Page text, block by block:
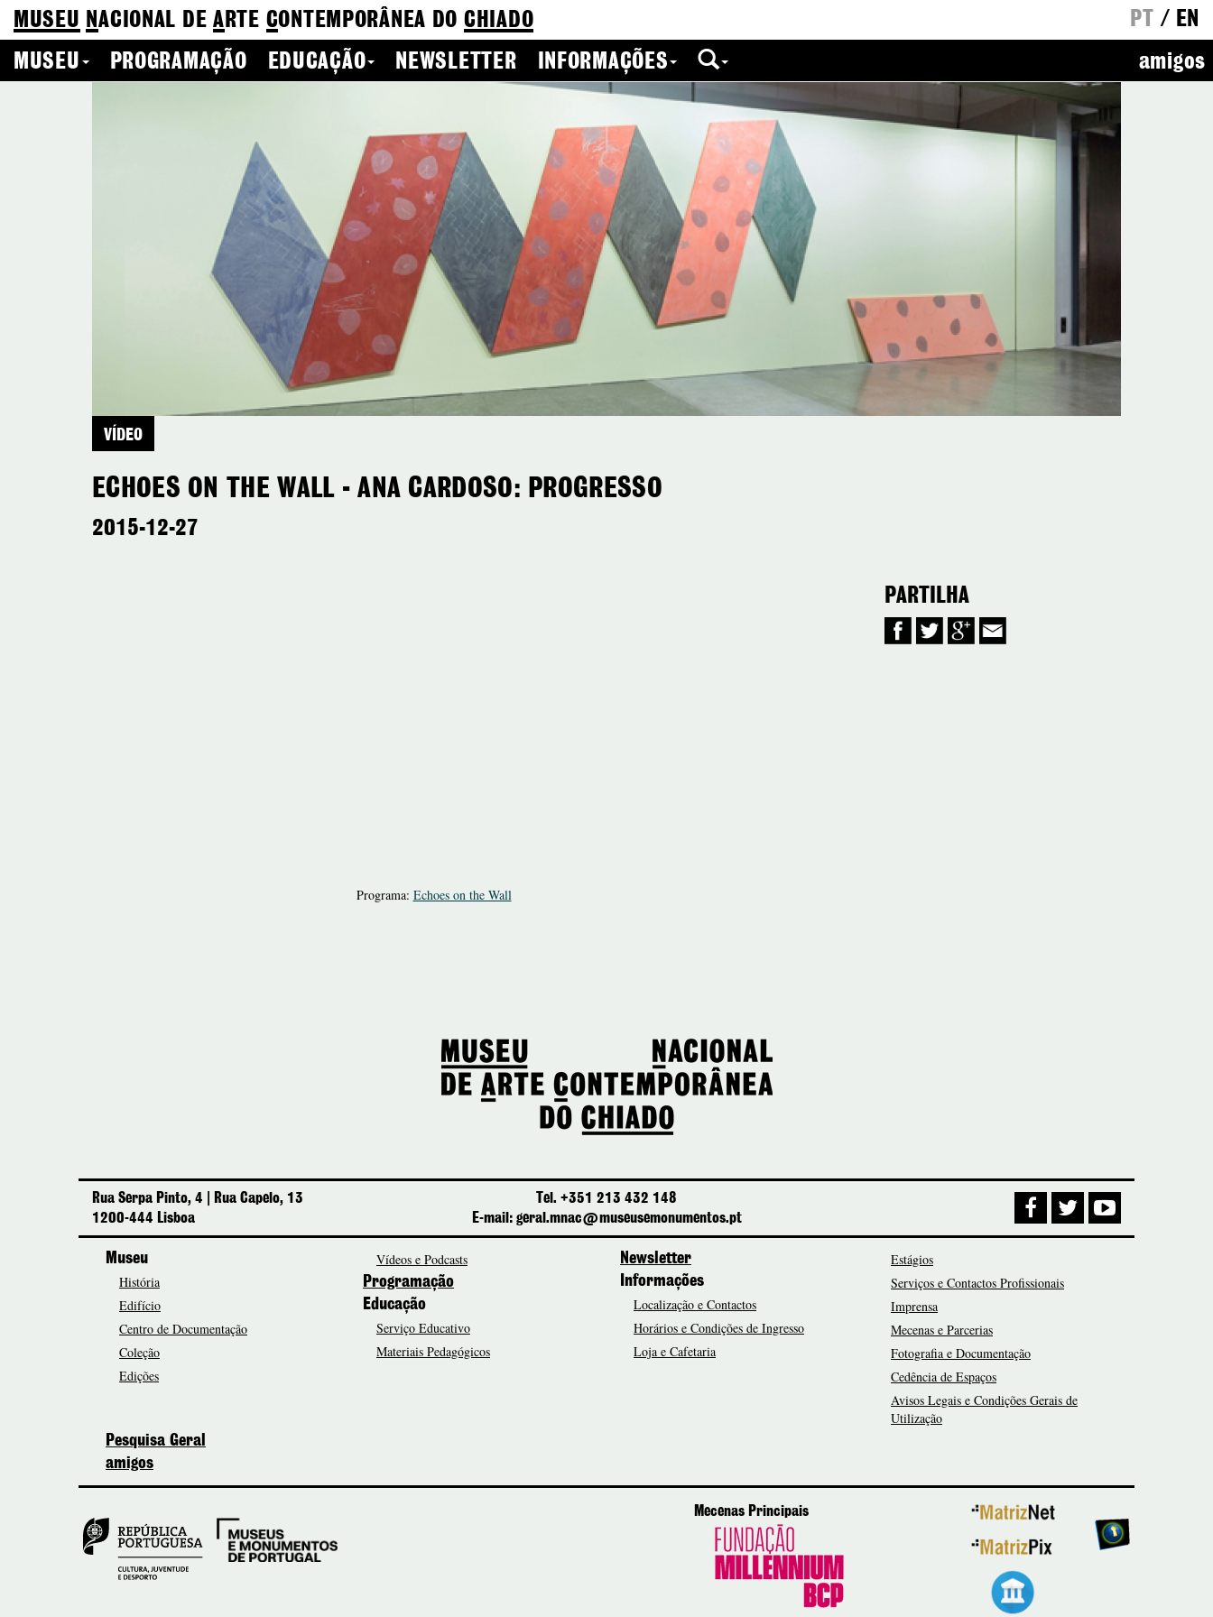
MUSEU NACIONAL DEA RTE CONTEMPORÂNEA DO CHIADO PT / EN
MUSEU
PROGRAMAÇÃO EDUCAÇÃO NEWSLETTER INFORMAÇÕES amigos
VÍDEO
ECHOES ON THE WALL - ANA CARDOSO: PROGRESSO
2015-12-27
Programa: Echoes on the Wall
PARTILHA
Rua Serpa Pinto, 4 | Rua Capelo, 13
1200-444 Lisboa
Tel. +351 213 432 148
E-mail: geral.mnac@museusemonumentos.pt
Museu
História
Edifício
Centro de Documentação
Coleção
Edições
Vídeos e Podcasts
Programação
Educação
Serviço Educativo
Materiais Pedagógicos
Newsletter
Informações
Localização e Contactos
Horários e Condições de Ingresso
Loja e Cafetaria
Estágios
Serviços e Contactos Profissionais
Imprensa
Mecenas e Parcerias
Fotografia e Documentação
Cedência de Espaços
Avisos Legais e Condições Gerais de
Utilização
Pesquisa Geral
amigos
Mecenas Principais